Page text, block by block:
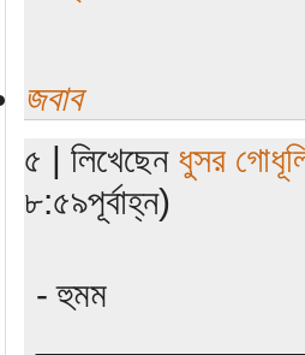
জবাব
৫ | লিখেছেন ধুসর
৮:৫৯পূর্বাহ্ন)
- হুমম